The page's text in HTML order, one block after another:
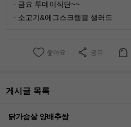
· 금요 투데이식단~~
· 소고기&에그스크램블 샐러드
좋아요 공유
게시글 목록
닭가슴살 양배추쌈